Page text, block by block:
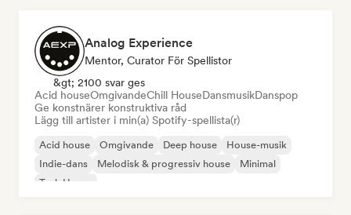
Analog Experience
Mentor, Curator För Spellistor
&gt; 2100 svar ges
Acid houseOmgivandeChill HouseDansmusikDanspop
Ge konstnärer konstruktiva råd
Lägg till artister i min(a) Spotify-spellista(r)
Acid house Omgivande Deep house
House-musik
Indie-dans
Melodisk & progressiv house
Minimal
Tech House